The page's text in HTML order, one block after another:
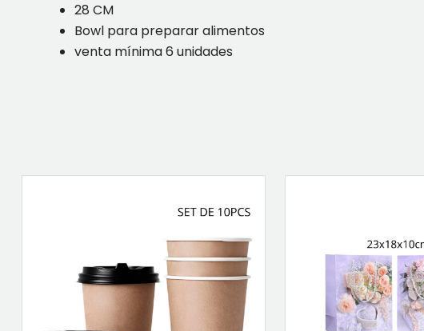
28 CM
Bowl para preparar alimentos
venta mínima 6 unidades